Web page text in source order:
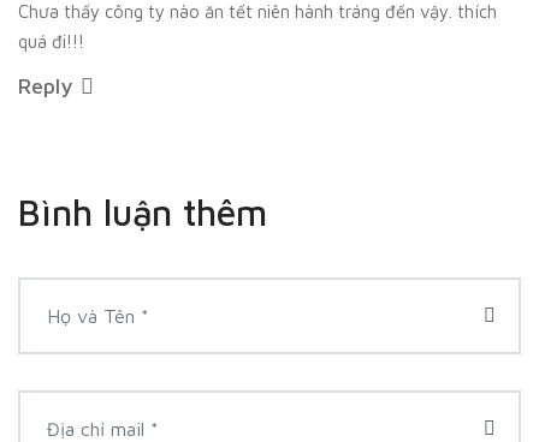
Chưa thấy công ty nào ăn tết niên hành tráng đến vậy. thích
quá đi!!!
Reply
Bình luận thêm